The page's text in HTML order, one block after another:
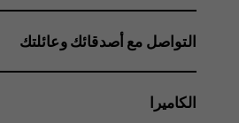
التواصل مع أصدقائك وعائلتك
الكاميرا